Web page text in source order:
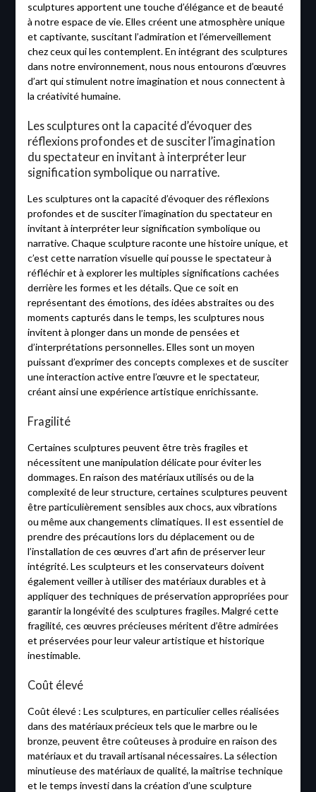
sculptures apportent une touche d’élégance et de beauté
à notre espace de vie. Elles créent une atmosphère unique
et captivante, suscitant l’admiration et l’émerveillement
chez ceux qui les contemplent. En intégrant des sculptures
dans notre environnement, nous nous entourons d’œuvres
d’art qui stimulent notre imagination et nous connectent à
la créativité humaine.
Les sculptures ont la capacité d’évoquer des
réflexions profondes et de susciter l’imagination
du spectateur en invitant à interpréter leur
signification symbolique ou narrative.
Les sculptures ont la capacité d’évoquer des réflexions
profondes et de susciter l’imagination du spectateur en
invitant à interpréter leur signification symbolique ou
narrative. Chaque sculpture raconte une histoire unique, et
c’est cette narration visuelle qui pousse le spectateur à
réfléchir et à explorer les multiples significations cachées
derrière les formes et les détails. Que ce soit en
représentant des émotions, des idées abstraites ou des
moments capturés dans le temps, les sculptures nous
invitent à plonger dans un monde de pensées et
d’interprétations personnelles. Elles sont un moyen
puissant d’exprimer des concepts complexes et de susciter
une interaction active entre l’œuvre et le spectateur,
créant ainsi une expérience artistique enrichissante.
Fragilité
Certaines sculptures peuvent être très fragiles et
nécessitent une manipulation délicate pour éviter les
dommages. En raison des matériaux utilisés ou de la
complexité de leur structure, certaines sculptures peuvent
être particulièrement sensibles aux chocs, aux vibrations
ou même aux changements climatiques. Il est essentiel de
prendre des précautions lors du déplacement ou de
l’installation de ces œuvres d’art afin de préserver leur
intégrité. Les sculpteurs et les conservateurs doivent
également veiller à utiliser des matériaux durables et à
appliquer des techniques de préservation appropriées pour
garantir la longévité des sculptures fragiles. Malgré cette
fragilité, ces œuvres précieuses méritent d’être admirées
et préservées pour leur valeur artistique et historique
inestimable.
Coût élevé
Coût élevé : Les sculptures, en particulier celles réalisées
dans des matériaux précieux tels que le marbre ou le
bronze, peuvent être coûteuses à produire en raison des
matériaux et du travail artisanal nécessaires. La sélection
minutieuse des matériaux de qualité, la maîtrise technique
et le temps investi dans la création d’une sculpture